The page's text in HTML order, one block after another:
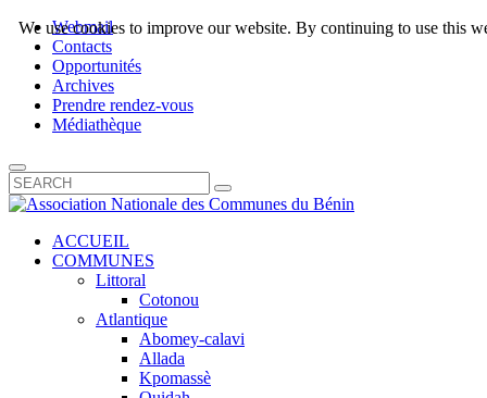
Webmail
Contacts
Opportunités
Archives
Prendre rendez-vous
Médiathèque
ACCUEIL
COMMUNES
Littoral
Cotonou
Atlantique
Abomey-calavi
Allada
Kpomassè
We use cookies to improve our website. By continuing to use this